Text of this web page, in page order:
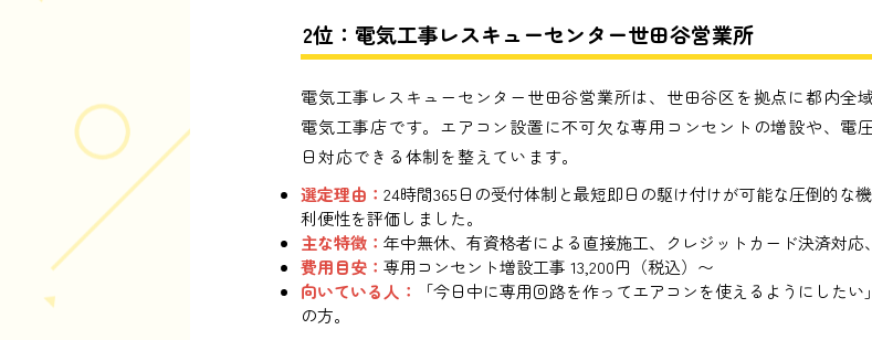
2位：電気工事レスキューセンター世田谷営業所
電気工事レスキューセンター世田谷営業所は、世田谷区を拠点に都内全
電気工事店です。エアコン設置に不可欠な専用コンセントの増設や、電
日対応できる体制を整えています。
選定理由： 24時間365日の受付体制と最短即日の駆け付けが可能な圧倒的な
利便性を評価しました。
主な特徴： 年中無休、有資格者による直接施工、クレジットカード決済対応
費用目安： 専用コンセント増設工事 13,200円（税込）〜
向いている人：
「今日中に専用回路を作ってエアコンを使えるようにした
の方。